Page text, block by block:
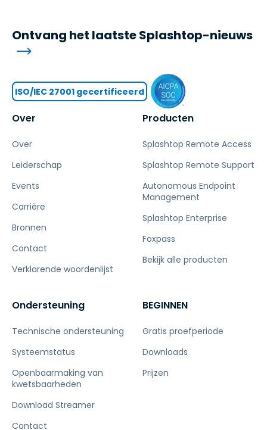
Over
Over
Leiderschap
Events
Carrière
Bronnen
Contact
Verklarende woordenlijst
Producten
Splashtop Remote Access
Splashtop Remote Support
Autonomous Endpoint
Management
Splashtop Enterprise
Foxpass
Bekijk alle producten
Ondersteuning
Technische ondersteuning
Systeemstatus
Openbaarmaking van
kwetsbaarheden
Download Streamer
Contact
BEGINNEN
Gratis proefperiode
Downloads
Prijzen
Ontvang het laatste Splashtop-nieuws
ISO/IEC 27001 gecertificeerd